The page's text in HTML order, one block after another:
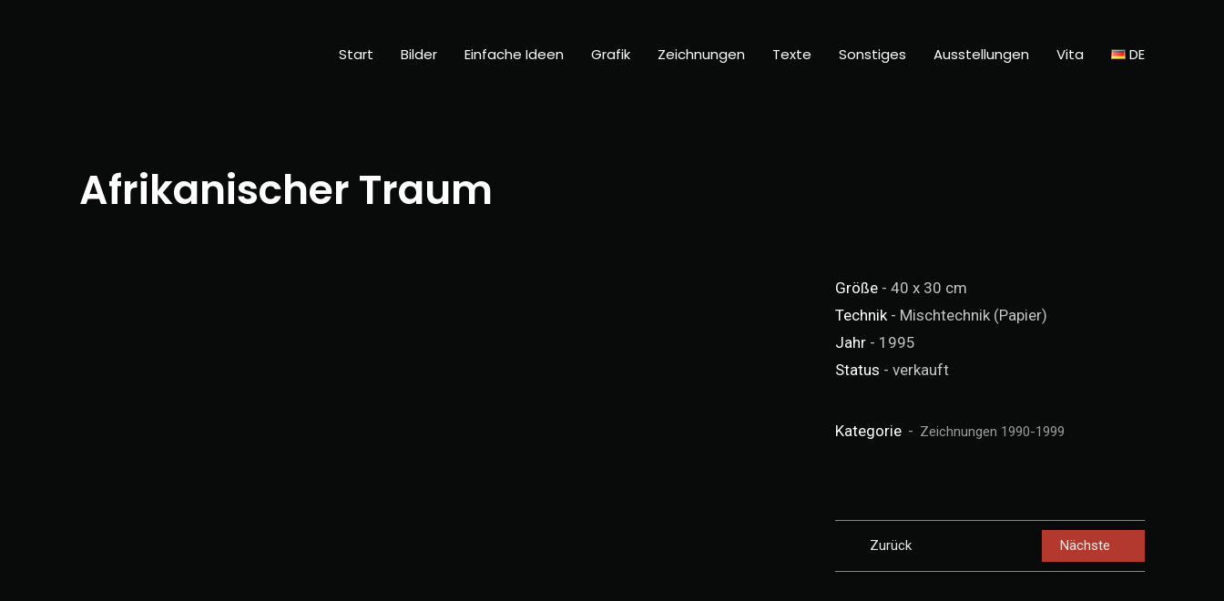
Start Bilder Einfache Ideen Grafik Zeichnungen Texte Sonstiges Ausstellungen Vita DE
Afrikanischer Traum
Größe - 40 x 30 cm
Technik- Mischtechnik (Papier)
Jahr - 1995
Status - verkauft
Kategorie Zeichnungen 1990-1999
Zurück Nächste